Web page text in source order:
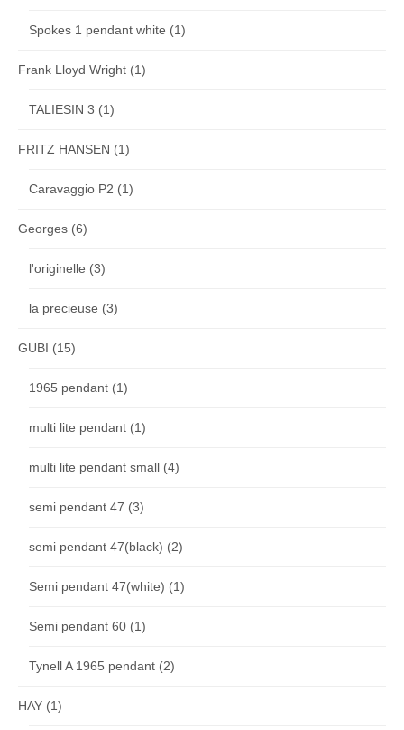
Spokes 1 pendant white (1)
Frank Lloyd Wright (1)
TALIESIN 3 (1)
FRITZ HANSEN (1)
Caravaggio P2 (1)
Georges (6)
l'originelle (3)
la precieuse (3)
GUBI (15)
1965 pendant (1)
multi lite pendant (1)
multi lite pendant small (4)
semi pendant 47 (3)
semi pendant 47(black) (2)
Semi pendant 47(white) (1)
Semi pendant 60 (1)
Tynell A 1965 pendant (2)
HAY (1)